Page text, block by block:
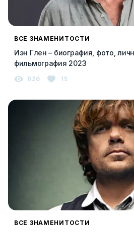
ВСЕ ЗНАМЕНИТОСТИ
Иэн Глен – биография, фото,
фильмография 2023
626 15
ВСЕ ЗНАМЕНИТОСТИ